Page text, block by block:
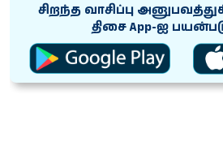
சிறந்த வாசிப்பு
திசை App-ஐ